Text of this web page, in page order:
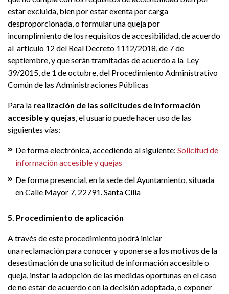
estar excluida, bien por estar exenta por carga
desproporcionada, o formular una queja por
incumplimiento de los requisitos de accesibilidad, de acuerdo
al artículo 12 del Real Decreto 1112/2018, de 7 de
septiembre, y que serán tramitadas de acuerdo a la Ley
39/2015, de 1 de octubre, del Procedimiento Administrativo
Común de las Administraciones Públicas
Para la realización de las solicitudes de información
accesible y quejas, el usuario puede hacer uso de las
siguientes vías:
De forma electrónica, accediendo al siguiente: Solicitud de
información accesible y quejas
De forma presencial, en la sede del Ayuntamiento, situada
en Calle Mayor 7, 22791. Santa Cilia
5. Procedimiento de aplicación
A través de este procedimiento podrá iniciar
una reclamación para conocer y oponerse a los motivos de la
desestimación de una solicitud de información accesible o
queja, instar la adopción de las medidas oportunas en el caso
de no estar de acuerdo con la decisión adoptada, o exponer